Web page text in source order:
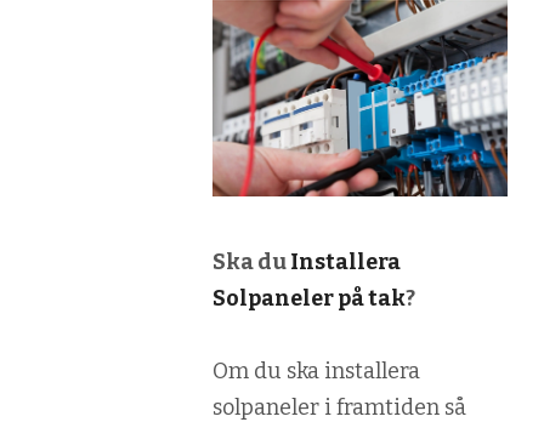
Ska duInstallera
Solpaneler på tak?
Om du ska installera
solpaneler i framtiden så